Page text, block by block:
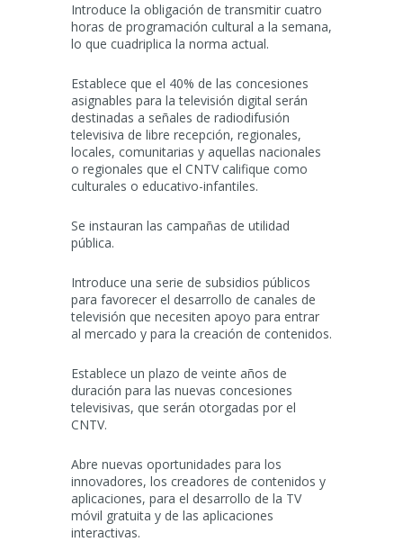
Introduce la obligación de transmitir cuatro
horas de programación cultural a la semana,
lo que cuadriplica la norma actual.
Establece que el 40% de las concesiones
asignables para la televisión digital serán
destinadas a señales de radiodifusión
televisiva de libre recepción, regionales,
locales, comunitarias y aquellas nacionales
o regionales que el CNTV califique como
culturales o educativo-infantiles.
Se instauran las campañas de utilidad
pública.
Introduce una serie de subsidios públicos
para favorecer el desarrollo de canales de
televisión que necesiten apoyo para entrar
al mercado y para la creación de contenidos.
Establece un plazo de veinte años de
duración para las nuevas concesiones
televisivas, que serán otorgadas por el
CNTV.
Abre nuevas oportunidades para los
innovadores, los creadores de contenidos y
aplicaciones, para el desarrollo de la TV
móvil gratuita y de las aplicaciones
interactivas.